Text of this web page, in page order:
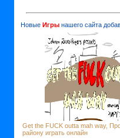
Новые Игры нашего сайта
Get the FUCK outta mah way,
району играть онлайн